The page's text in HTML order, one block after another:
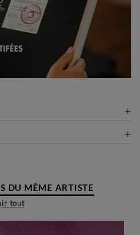
DU MÊME ARTISTE
tout